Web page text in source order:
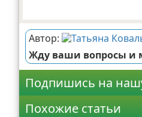
Автор:
Жду ваши вопросы и
Подпишись на
Похожие статьи